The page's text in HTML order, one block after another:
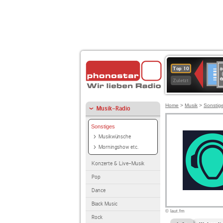
Top 10
Zuletzt
Musik-Radio
Sonstiges
Musikwünsche
Morningshow etc.
Konzerte & Live-Musik
Pop
Dance
Black Music
Rock
Home > Musik >
© laut.fm